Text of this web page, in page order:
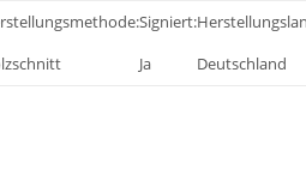
Signiert:
Ja
Deutschland